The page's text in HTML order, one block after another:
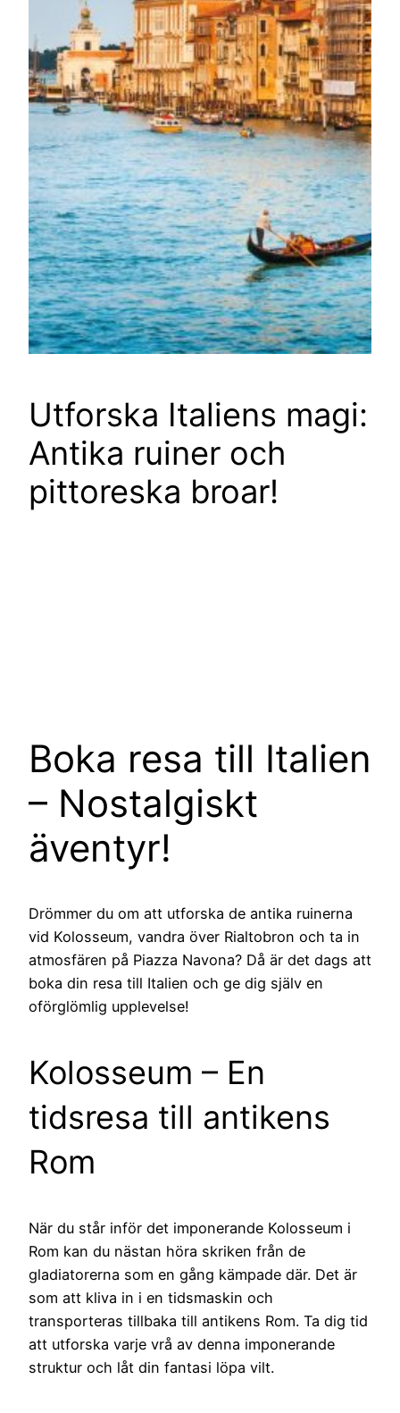
Utforska Italiens magi:
Antika ruiner och
pittoreska broar!
Boka resa till Italien
– Nostalgiskt
äventyr!
Drömmer du om att utforska de antika ruinerna
vid Kolosseum, vandra över Rialtobron och ta in
atmosfären på Piazza Navona? Då är det dags att
boka din resa till Italien och ge dig själv en
oförglömlig upplevelse!
Kolosseum – En
tidsresa till antikens
Rom
När du står inför det imponerande Kolosseum i
Rom kan du nästan höra skriken från de
gladiatorerna som en gång kämpade där. Det är
som att kliva in i en tidsmaskin och
transporteras tillbaka till antikens Rom. Ta dig tid
att utforska varje vrå av denna imponerande
struktur och låt din fantasi löpa vilt.